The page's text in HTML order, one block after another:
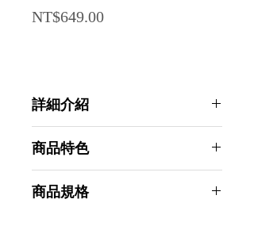
NT$649.00Price
詳細介紹
商品特色
竹製壺蓋：不發霉、不生鏽很耐用
商品規格